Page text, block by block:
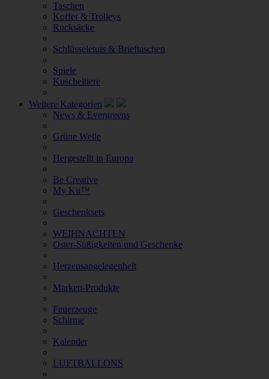
Taschen
Koffer & Trolleys
Rucksäcke
Schlüsseletuis & Brieftaschen
Spiele
Kuscheltiere
Weitere Kategorien
News & Evergreens
Grüne Welle
Hergestellt in Europa
Be Creative
My Kit™
Geschenksets
WEIHNACHTEN
Oster-Süßigkeiten und Geschenke
Herzensangelegenheit
Marken-Produkte
Feuerzeuge
Schirme
Kalender
LUFTBALLONS